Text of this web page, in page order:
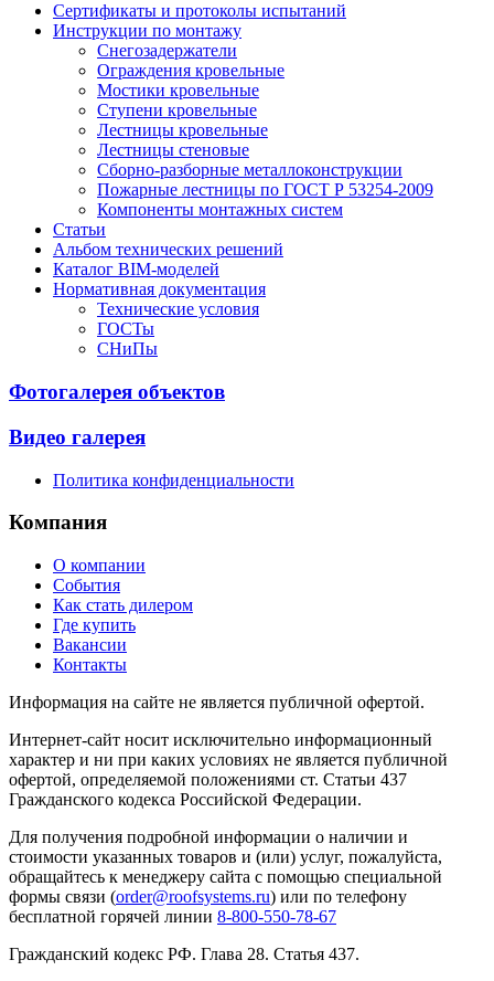
Сертификаты и протоколы испытаний
Инструкции по монтажу
Снегозадержатели
Ограждения кровельные
Мостики кровельные
Ступени кровельные
Лестницы кровельные
Лестницы стеновые
Сборно-разборные металлоконструкции
Пожарные лестницы по ГОСТ Р 53254-2009
Компоненты монтажных систем
Статьи
Альбом технических решений
Каталог BIM-моделей
Нормативная документация
Технические условия
ГОСТы
СНиПы
Фотогалерея объектов
Видео галерея
Политика конфиденциальности
Компания
О компании
События
Как стать дилером
Где купить
Вакансии
Контакты
Информация на сайте не является публичной офертой.
Интернет-сайт носит исключительно информационный
характер и ни при каких условиях не является публичной
офертой, определяемой положениями ст. Статьи 437
Гражданского кодекса Российской Федерации.
Для получения подробной информации о наличии и
стоимости указанных товаров и (или) услуг, пожалуйста,
обращайтесь к менеджеру сайта с помощью специальной
формы связи (order@roofsystems.ru) или по телефону
бесплатной горячей линии 8-800-550-78-67
Гражданский кодекс РФ. Глава 28. Статья 437.